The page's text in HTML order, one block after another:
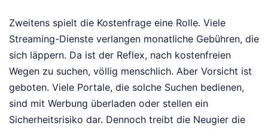
Zweitens spielt die Kostenfrage eine Rolle. Viele
Streaming-Dienste verlangen monatliche Gebühren, die
sich läppern. Da ist der Reflex, nach kostenfreien
Wegen zu suchen, völlig menschlich. Aber Vorsicht ist
geboten. Viele Portale, die solche Suchen bedienen,
sind mit Werbung überladen oder stellen ein
Sicherheitsrisiko dar. Dennoch treibt die Neugier die